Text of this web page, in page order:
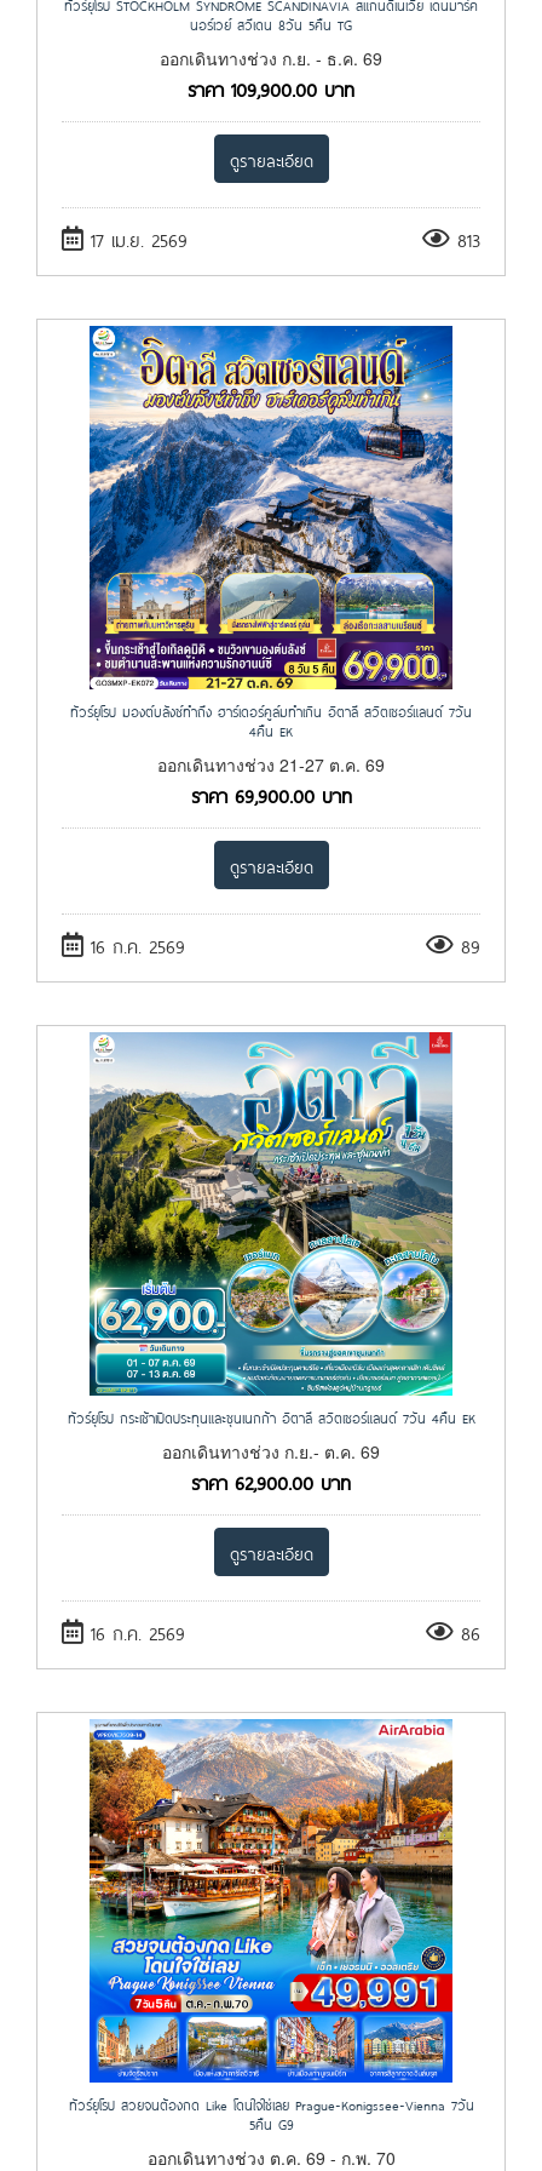
นอร์เวย์ สวีเดน 8วัน 5คืน TG
ออกเดินทางช่วง ก.ย. - ธ.ค. 69
ราคา 109,900.00 บาท
ดูรายละเอียด
17 เม.ย. 2569 813
ทัวร์ยุโรป มองต์บลังซ์ทำถึง ฮาร์เดอร์คูล์มทำเกิน อิตาลี สวิตเซอร์แลนด์ 7วัน
4คืน EK
ออกเดินทางช่วง 21-27 ต.ค. 69
ราคา 69,900.00บาท
ดูรายละเอียด
16 ก.ค. 2569 89
ทัวร์ยุโรป กระเช้าเปิดประทุนและซุนเนกก้า อิตาลี สวิตเซอร์แลนด์ 7วัน 4คืน EK
ออกเดินทางช่วง ก.ย.- ต.ค. 69
ราคา 62,900.00 บาท
ดูรายละเอียด
16 ก.ค. 2569 86
ทัวร์ยุโรป สวยจนต้องกด Like โดนใจใช่เลย Prague-Konigssee-Vienna 7วัน
5คืน G9
ออกเดินทางช่วง ต.ค. 69 - ก.พ. 70